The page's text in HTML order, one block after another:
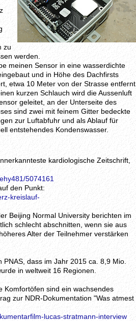
zu
werden.
meinen Sensor in eine wasserdichte
und in Höhe des Dachfirsts
etwa 10 Meter von der Strasse entfernt.
kurzen Schlauch wird die Aussenluft
geleitet, an der Unterseite des
sind zwei mit feinem Gitter bedeckte
zur Luftabfuhr und als Ablauf für
entstehendes Kondenswasser.
kardiologische Zeitschrift,
5074161
den Punkt:
kreislauf-
Beijing Normal University berichten im
schlecht abschnitten, wenn sie aus
Alter der Teilnehmer verstärken
dass im Jahr 2015 ca. 8,9 Mio.
in weltweit 16 Regionen.
Komfortöfen sind ein wachsendes
zur NDR-Dokumentation "Was atmest
lucas-stratmann-interview